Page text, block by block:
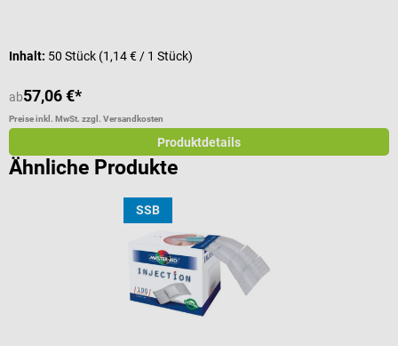
Inhalt: 50 Stück (1,14 € / 1 Stück)
ab57,06 €*
Preise inkl. MwSt. zzgl. Versandkosten
Produktdetails
Ähnliche Produkte
SSB